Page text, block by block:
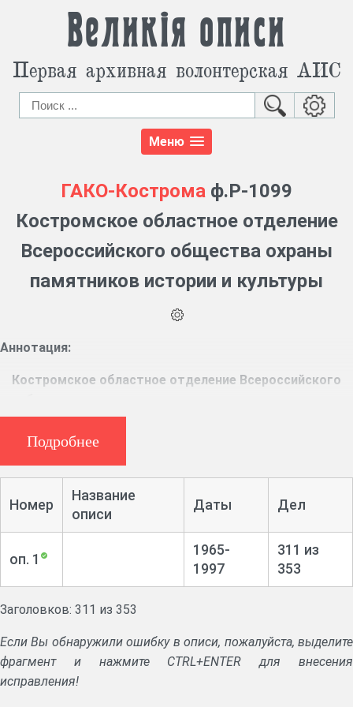
Великія описи
Первая архивная волонтерская АИС
Меню
ГАКО-Кострома ф.Р-1099
Костромское областное отделение
Всероссийского общества охраны
памятников истории и культуры
Аннотация:
Костромское областное отделение Всероссийского
Директивные письма, решения Центрального совета
культуры, облисполкома.
Документы о создании областного отделения
Всероссийского общества охраны памятников истории и
Протоколы заседаний президиумов и пленумов
конференций.
Сметы. Штатные расписания. Планы работы общества.
Подробнее
Номер
Название
описи
Даты Дел
оп. 1
1965-
1997
311 из
353
Заголовков: 311 из 353
Если Вы обнаружили ошибку в описи, пожалуйста, выделите
фрагмент и нажмите CTRL+ENTER для внесения
исправления!